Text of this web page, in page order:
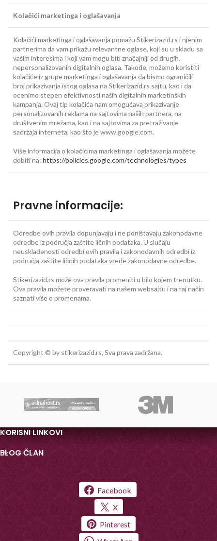
Kolačići marketinga i oglašavanja
Kolačići marketinga i oglašavanja pomažu Stikerizazid.rs i njenim
partnerima da vam prikažu relevantne oglase, koji su u skladu sa
vašim interesima i koji vam mogu biti značajniji od drugih,
nepersonalizovanih digitalnih oglasa. Takođe, možemo koristiti
kolačiće iz grupe marketinga i oglašavanja da bismo ograničili
broj prikazivanja istog oglasa na Stikerizazid.rs sajtu, kao i da
ocenimo stepen efektivnosti naših digitalnih marketinških
kampanja. Ovaj tip kolačića nam omogućava prikazivanje
personalizovanih reklama na sajtovima naših partnera, na
društvenim mrežama, kao i na sajtovima za pretraživanje
sadržaja interneta, kao što je www.google.com.
Više informacija o kolačićima marketinga i oglašavanja možete
dobiti na: https://policies.google.com/technologies/types
Pravne informacije:
Odredbe ovih pravila dopunjavaju i ne poništavaju zakonodavne
odredbe iz područja zaštite ličnih podataka. U slučaju
neusklađenosti odredbi ovih pravila i zakonodavnih odredbi iz
područja zaštite ličnih podataka vrede zakonodavne odredbe.
Stikerizazid.rs može ova pravila promeniti u bilo kojem trenutku.
Ova pravila možete proveravati na našem websajtu i na taj način
saznati više o promenama.
Copyright © by stikerizazid.rs, Sva prava zadržana.
KORISNI LINKOVI
BLOG ČLAN
Facebook
X
Pinterest